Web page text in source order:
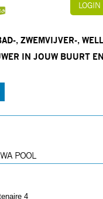
, ZWEMVIJVER-,
IN JOUW BUURT
POOL
4